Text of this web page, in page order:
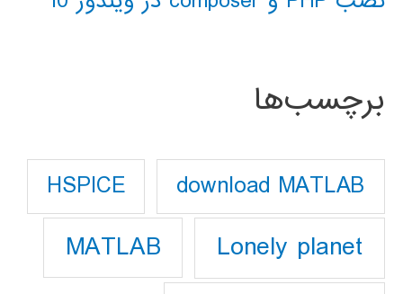
برچسب‌ها
download MATLAB
HSPICE
Lonely planet
MATLAB